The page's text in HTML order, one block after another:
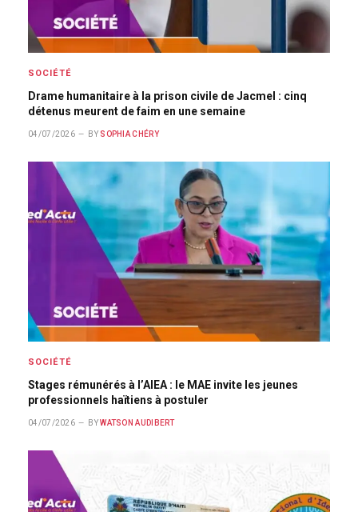
SOCIÉTÉ
Drame humanitaire à la prison civile de Jacmel : cinq
détenus meurent de faim en une semaine
04/07/2026 BY SOPHIA CHÉRY
SOCIÉTÉ
Stages rémunérés à l’AIEA : le MAE invite les jeunes
professionnels haïtiens à postuler
04/07/2026 BY WATSON AUDIBERT